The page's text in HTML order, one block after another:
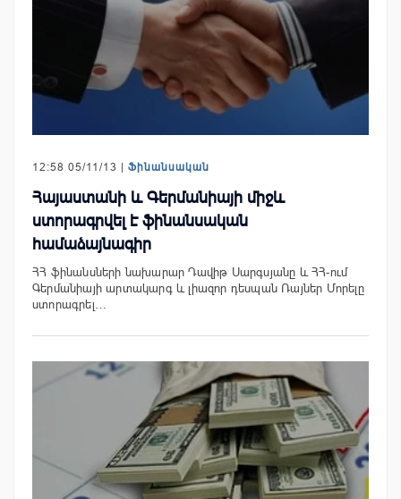
12:58 05/11/13 | Ֆինանսական
Հայաստանի և Գերմանիայի միջև
ստորագրվել է ֆինանսական
համաձայնագիր
ՀՀ ֆինանսների նախարար Դավիթ Սարգսյանը և ՀՀ-ում
Գերմանիայի արտակարգ և լիազոր դեսպան Ռայներ Մորելը
ստորագրել…